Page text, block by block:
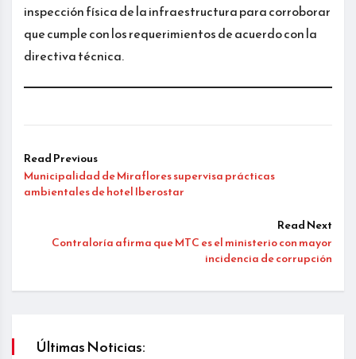
inspección física de la infraestructura para corroborar
que cumple con los requerimientos de acuerdo con la
directiva técnica.
Read Previous
Municipalidad de Miraflores supervisa prácticas
ambientales de hotel Iberostar
Read Next
Contraloría afirma que MTC es el ministerio con mayor
incidencia de corrupción
Últimas Noticias: